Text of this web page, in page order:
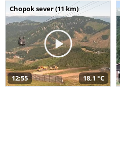
Chopok sever (11 km)
12:55 18,1 °C